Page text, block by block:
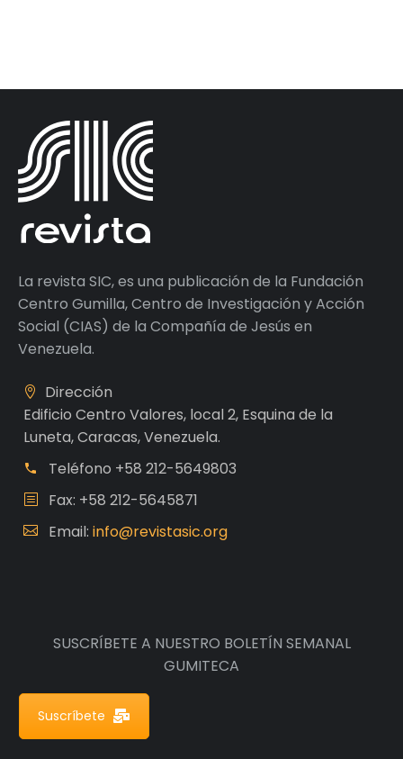
La revista SIC, es una publicación de la Fundación
Centro Gumilla, Centro de Investigación y Acción
Social (CIAS) de la Compañía de Jesús en
Venezuela.
Dirección
Edificio Centro Valores, local 2, Esquina de la
Luneta, Caracas, Venezuela.
Teléfono +58 212-5649803
Fax: +58 212-5645871
Email: info@revistasic.org
SUSCRÍBETE A NUESTRO BOLETÍN SEMANAL
GUMITECA
Suscríbete